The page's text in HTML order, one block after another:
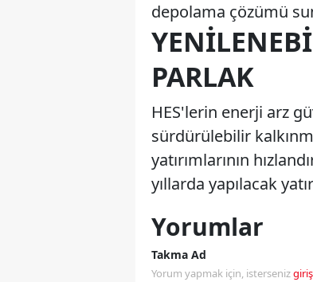
depolama çözümü
PARLAK
HES'lerin enerji arz
sürdürülebilir
yatırımlarının
yıllarda yapılacak
Yorumlar
Takma Ad
Yorum yapmak için, isterseniz